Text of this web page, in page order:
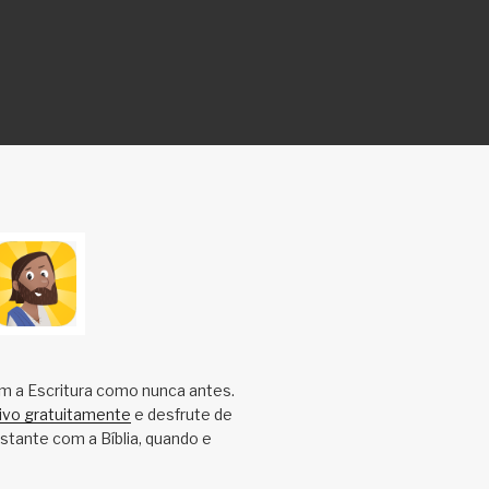
a Escritura como nunca antes.
gratuitamente e desfrute de
com a Bíblia, quando e